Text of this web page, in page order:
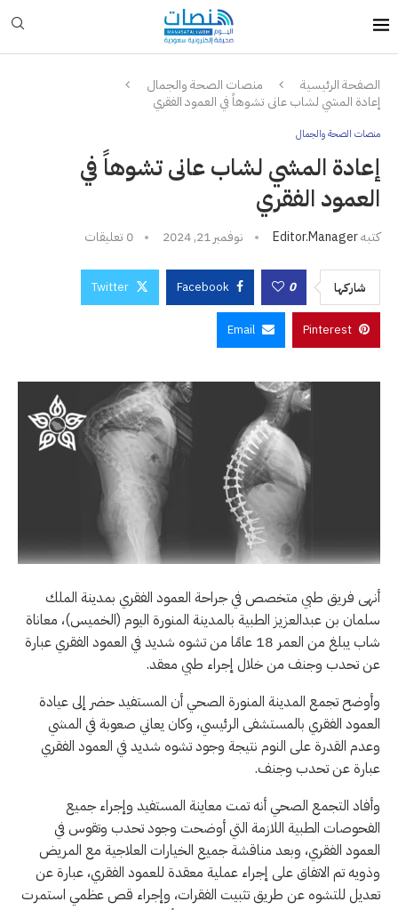
الصفحة الرئيسية
منصات الصحة والجمال
إعادة المشي لشاب عانى تشوهاً في العمود الفقري
منصات الصحة والجمال
إعادة المشي لشاب عانى تشوهاً في
العمود الفقري
كتبهEditor.manager نوفمبر 21, 2024 0 تعليقات
شاركها 0
Facebook
Twitter
Pinterest
Email
أنهى فريق طبي متخصص في جراحة العمود الفقري بمدينة الملك
سلمان بن عبدالعزيز الطبية بالمدينة المنورة اليوم (الخميس)، معاناة
شاب يبلغ من العمر 18 عامًا من تشوه شديد في العمود الفقري عبارة
عن تحدب وجنف من خلال إجراء طبي معقد.
وأوضح تجمع المدينة المنورة الصحي أن المستفيد حضر إلى عيادة
العمود الفقري بالمستشفى الرئيسي، وكان يعاني صعوبة في المشي
وعدم القدرة على النوم نتيجة وجود تشوه شديد في العمود الفقري
عبارة عن تحدب وجنف.
وأفاد التجمع الصحي أنه تمت معاينة المستفيد وإجراء جميع
الفحوصات الطبية اللازمة التي أوضحت وجود تحدب وتقوس في
العمود الفقري، وبعد مناقشة جميع الخيارات العلاجية مع المريض
وذويه تم الاتفاق على إجراء عملية معقدة للعمود الفقري، عبارة عن
تعديل للتشوه عن طريق تثبيت الفقرات، وإجراء قص عظمي استمرت